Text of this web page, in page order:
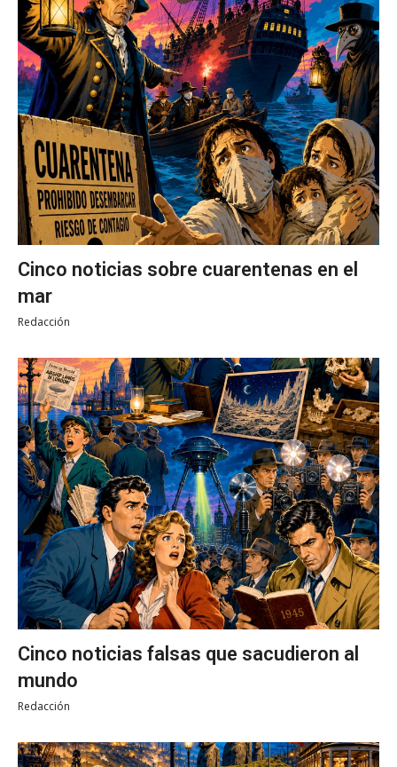
Cinco noticias sobre cuarentenas en el
mar
Redacción
Cinco noticias falsas que sacudieron al
mundo
Redacción